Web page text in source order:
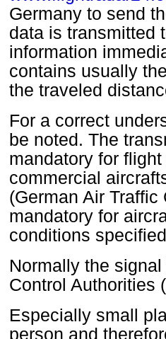
Germany to send
data is transmitted
information
contains usually
the traveled
For a correct
be noted. The
mandatory for
commercial
(German Air
mandatory for
conditions
Normally the
Control Authorities
Especially small
person and